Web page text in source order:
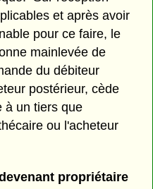
et après avoir
pour ce faire, le
mainlevée de
du débiteur
postérieur, cède
à un tiers que
ou l'acheteur
propriétaire